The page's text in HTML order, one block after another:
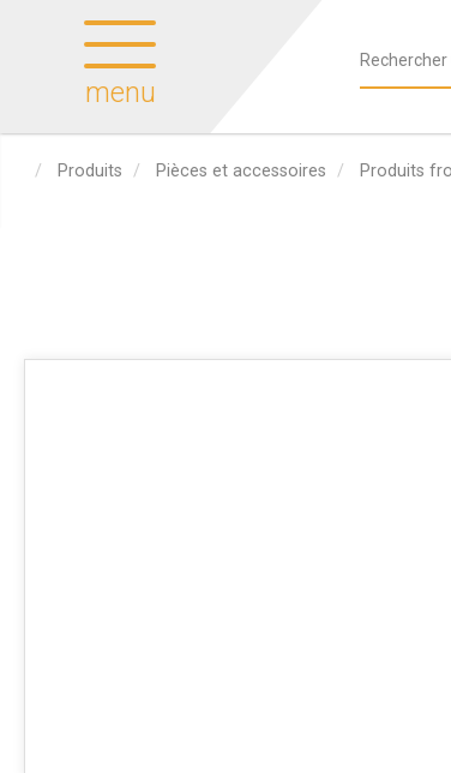
menu
Produits Pièces et accessoires Produits